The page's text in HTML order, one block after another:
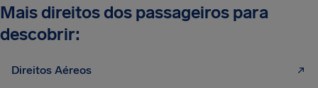
Mais direitos dos passageiros para
descobrir:
Direitos Aéreos